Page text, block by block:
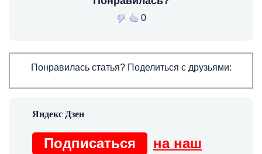
0
Понравилась статья? Поделиться с друзьями:
Подписаться
на наш